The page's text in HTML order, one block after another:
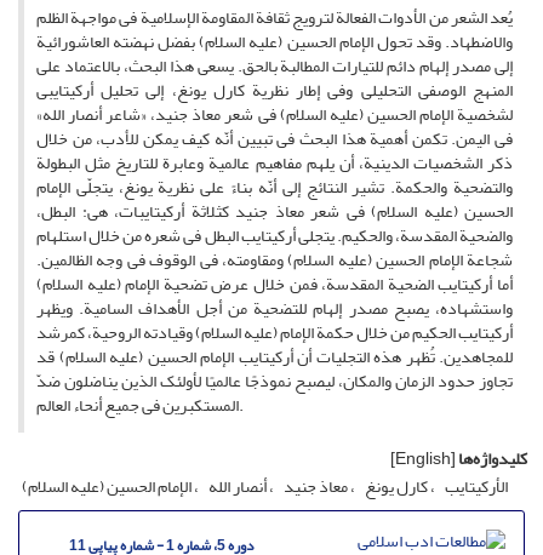
یُعد الشعر من الأدوات الفعالة لترویج ثقافة المقاومة الإسلامیة فی مواجهة الظلم
والاضطهاد. وقد تحول الإمام الحسین (علیه السلام) بفضل نهضته العاشورائیة
إلى مصدر إلهام دائم للتیارات المطالبة بالحق. یسعى هذا البحث، بالاعتماد على
المنهج الوصفی التحلیلی وفی إطار نظریة کارل یونغ، إلى تحلیل أرکیتایبی
لشخصیة الإمام الحسین (علیه السلام) فی شعر معاذ جنید، «شاعر أنصار الله»
فی الیمن. تکمن أهمیة هذا البحث فی تبیین أنّه کیف یمکن للأدب، من خلال
ذکر الشخصیات الدینیة، أن یلهم مفاهیم عالمیة وعابرة للتاریخ مثل البطولة
والتضحیة والحکمة. تشیر النتائج إلى أنّه بناءً على نظریة یونغ، یتجلّى الإمام
الحسین (علیه السلام) فی شعر معاذ جنید کثلاثة أرکیتایبات، هی: البطل،
والضحیة المقدسة، والحکیم. یتجلى أرکیتایب البطل فی شعره من خلال استلهام
شجاعة الإمام الحسین (علیه السلام) ومقاومته، فی الوقوف فی وجه الظالمین.
أما أرکیتایب الضحیة المقدسة، فمن خلال عرض تضحیة الإمام (علیه السلام)
واستشهاده، یصبح مصدر إلهام للتضحیة من أجل الأهداف السامیة. ویظهر
أرکیتایب الحکیم من خلال حکمة الإمام (علیه السلام) وقیادته الروحیة، کمرشد
للمجاهدین. تُظهر هذه التجلیات أن أرکیتایب الإمام الحسین (علیه السلام) قد
تجاوز حدود الزمان والمکان، لیصبح نموذجًا عالمیًا لأولئک الذین یناضلون ضدّ
المستکبرین فی جمیع أنحاء العالم.
کلیدواژه‌ها[English]
الأرکیتایب
دوره 5، شماره 1 - شماره پیاپی 11